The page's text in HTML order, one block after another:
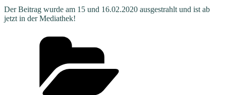
Der Beitrag wurde am 15 und 16.02.2020 ausgestrahlt und ist ab
jetzt in der Mediathek!